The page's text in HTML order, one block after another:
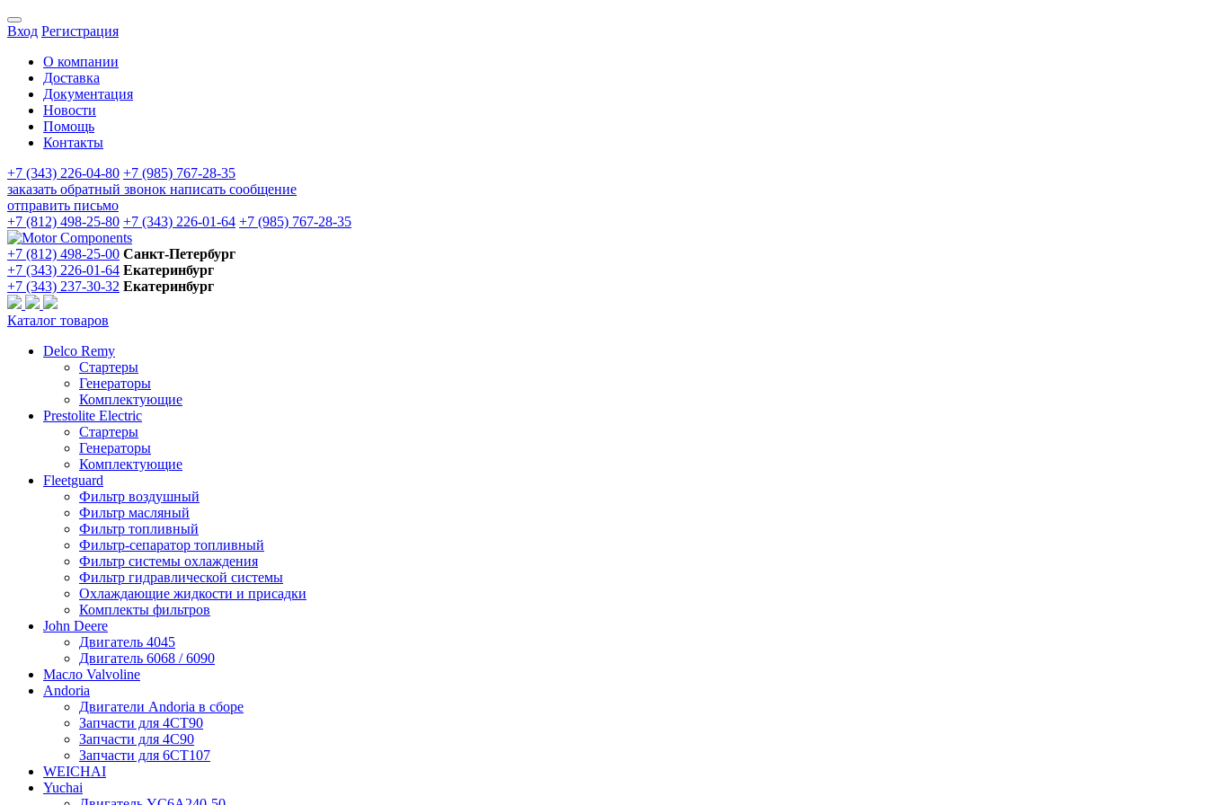
Вход Регистрация
О компании
Доставка
Документация
Новости
Помощь
Контакты
+7 (343) 226-04-80 +7 (985) 767-28-35
заказать обратный звонок написать сообщение
отправить письмо
+7 (812) 498-25-80 +7 (343) 226-01-64 +7 (985) 767-28-35
+7 (812) 498-25-00 Санкт-Петербург
+7 (343) 226-01-64 Екатеринбург
+7 (343) 237-30-32 Екатеринбург
Каталог товаров
Delco Remy
Стартеры
Генераторы
Комплектующие
Prestolite Electric
Стартеры
Генераторы
Комплектующие
Fleetguard
Фильтр воздушный
Фильтр масляный
Фильтр топливный
Фильтр-сепаратор топливный
Фильтр системы охлаждения
Фильтр гидравлической системы
Охлаждающие жидкости и присадки
Комплекты фильтров
John Deere
Двигатель 4045
Двигатель 6068 / 6090
Масло Valvoline
Andoria
Двигатели Andoria в сборе
Запчасти для 4CT90
Запчасти для 4С90
Запчасти для 6CT107
WEICHAI
Yuchai